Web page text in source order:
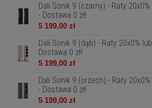
Dali Sonik 9 (czarny) - Raty
- Dostawa 0 zł!
5 199,00 zł
Dali Sonik 9 (dąb) - Raty 20x0%
Dostawa 0 zł!
5 199,00 zł
Dali Sonik 9 (orzech) - Raty
- Dostawa 0 zł!
5 199,00 zł